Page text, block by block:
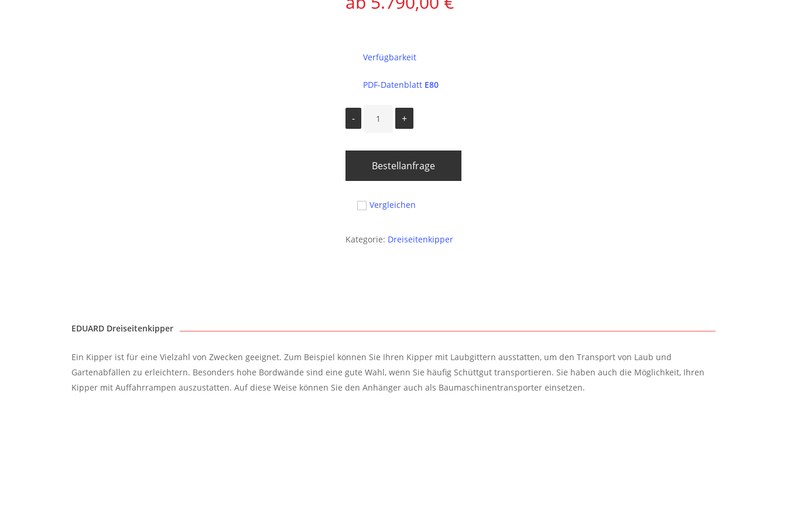
Verfügbarkeit
PDF-Datenblatt E80
Bestellanfrage
Vergleichen
Kategorie: Dreiseitenkipper
EDUARD Dreiseitenkipper
Ein Kipper ist für eine Vielzahl von Zwecken geeignet. Zum Beispiel können Sie Ihren Kipper mit Laubgittern ausstatten, um den Transport von Laub und
Gartenabfällen zu erleichtern. Besonders hohe Bordwände sind eine gute Wahl, wenn Sie häufig Schüttgut transportieren. Sie haben auch die Möglichkeit, Ihren
Kipper mit Auffahrrampen auszustatten. Auf diese Weise können Sie den Anhänger auch als Baumaschinentransporter einsetzen.